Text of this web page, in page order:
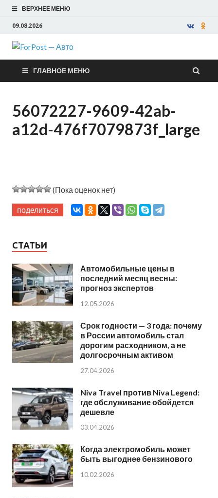
ВЕРХНЕЕ МЕНЮ
09.08.2026
ForPost —
Авто
ГЛАВНОЕ МЕНЮ
56072227-9609-42ab-
a12d-476f7079873f_large
(Пока оценок нет)
поделиться
СТАТЬИ
Автомобильные цены в
последний месяц весны:
прогноз экспертов
12.05.2026
Срок годности — 3 года: почему
в России автомобиль стал
дорогим расходником, а не
долгосрочным активом
27.04.2026
Niva Travel против Niva Legend:
где обслуживание обойдется
дешевле
03.04.2026
Когда электромобиль может
быть выгоднее бензинового
10.02.2026